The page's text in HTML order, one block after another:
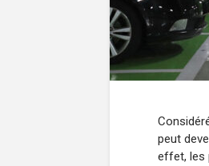
peut
effet, les